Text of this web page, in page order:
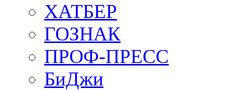
ХАТБЕР
ГОЗНАК
ПРОФ-ПРЕСС
БиДжи